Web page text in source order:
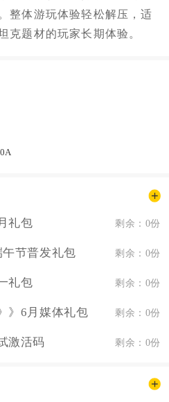
整体游玩体验轻松解压，适
克题材的玩家长期体验。
礼包 剩余：0份
午节普发礼包 剩余：0份
礼包 剩余：0份
》6月媒体礼包 剩余：0份
激活码 剩余：0份